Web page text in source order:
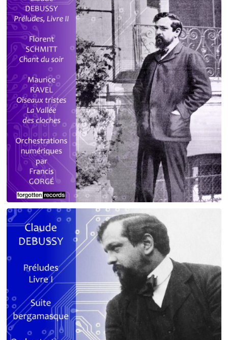
Debussy - Schmitt - Ravel
orchestrations numériques par Francis Gorgé